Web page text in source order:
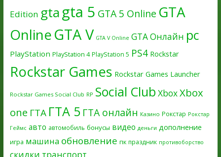
Edition gtagta 5 GTA 5 Online GTA
OnlineGTA V GTA V Online GTA Онлайн pc
PlayStation PlayStation 4 PlayStation 5 PS4 Rockstar
Rockstar Games Rockstar Games Launcher
Rockstar Games Social Club RP Social Club XboxXbox
one ГТА ГТА 5 ГТА онлайн Казино Рокстар Рокстар
Геймс авто автомобиль бонусы видео деньги дополнение
игра машина обновление пк праздник противоборство